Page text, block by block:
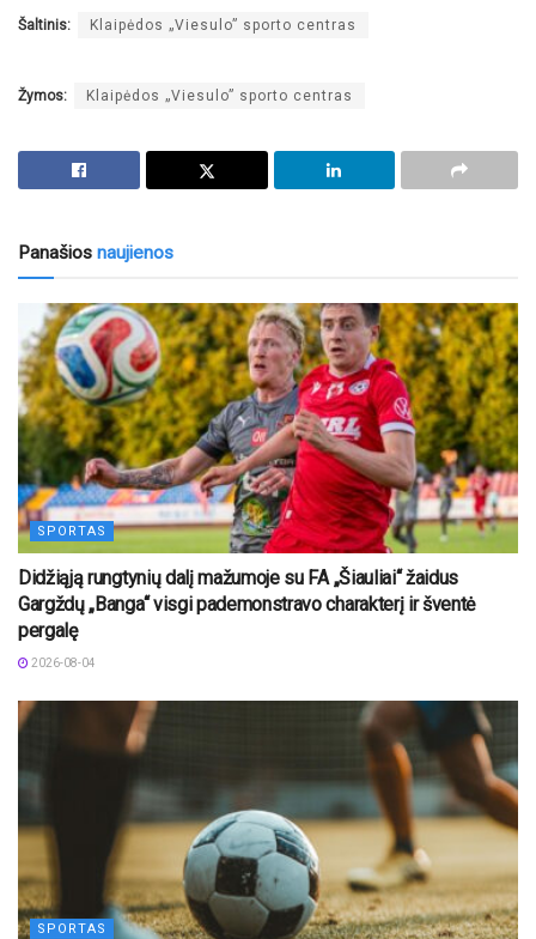
Šaltinis: Klaipėdos „Viesulo” sporto centras
Žymos: Klaipėdos „Viesulo” sporto centras
Panašios naujienos
SPORTAS
Didžiąją rungtynių dalį mažumoje su FA „Šiauliai“ žaidus
Gargždų „Banga“ visgi pademonstravo charakterį ir šventė
pergalę
2026-08-04
SPORTAS